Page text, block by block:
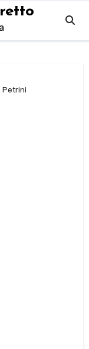
Petrini